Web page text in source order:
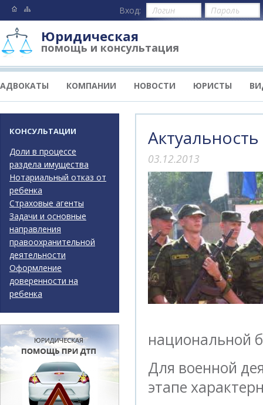
Вход:
Юридическая
помощь и консультация
АДВОКАТЫ КОМПАНИИ НОВОСТИ ЮРИСТЫ
03.12.2013
национальной
Для военной
этапе
КОНСУЛЬТАЦИИ
Доли в процессе
раздела имущества
Нотариальный отказ от
ребенка
Страховые агенты
Задачи и основные
направления
правоохранительной
деятельности
Оформление
доверенности на
ребенка